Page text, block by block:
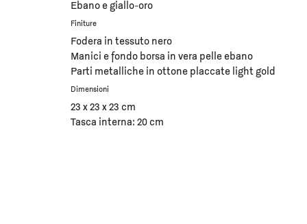
Ebano e giallo-oro
Finiture
Fodera in tessuto nero
Manici e fondo borsa in vera pelle ebano
Parti metalliche in ottone placcate light gold
Dimensioni
23 x 23 x 23 cm
Tasca interna: 20 cm